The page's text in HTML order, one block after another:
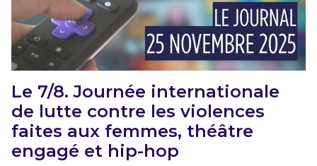
Le 7/8. Journée internationale
de lutte contre les violences
faites aux femmes, théâtre
engagé et hip-hop